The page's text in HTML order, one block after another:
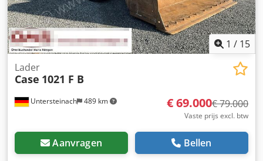
1 / 15
Untersteinach 489 km
Lader
Case 1021 F B
€ 69.000€ 79.000
Vaste prijs excl. btw
Aanvragen Bellen